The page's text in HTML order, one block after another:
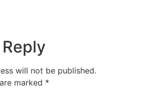
will not be published.
marked *